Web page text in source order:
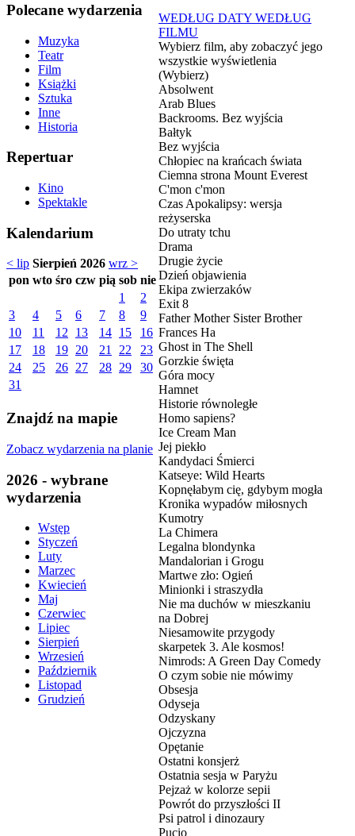
Polecane wydarzenia
Muzyka
Teatr
Film
Książki
Sztuka
Inne
Historia
Repertuar
Kino
Spektakle
Kalendarium
< lip Sierpień 2026 wrz >
pon wto śro czw pią sob nie
1
2
3
4 5 6 7 8
9
10
11 12 13 14 15
16
17
18 19 20 21 22
23
24
25 26 27 28 29
30
31
Znajdź na mapie
Zobacz wydarzenia na planie
2026 - wybrane
wydarzenia
Wstęp
Styczeń
Luty
Marzec
Kwiecień
Maj
Czerwiec
Lipiec
Sierpień
Wrzesień
Październik
Listopad
Grudzień
WEDŁUG DATY WEDŁUG
FILMU
Wybierz film, aby zobaczyć jego
wszystkie wyświetlenia
(Wybierz)
Absolwent
Arab Blues
Backrooms. Bez wyjścia
Bałtyk
Bez wyjścia
Chłopiec na krańcach świata
Ciemna strona Mount Everest
C'mon c'mon
Czas Apokalipsy: wersja
reżyserska
Do utraty tchu
Drama
Drugie życie
Dzień objawienia
Ekipa zwierzaków
Exit 8
Father Mother Sister Brother
Frances Ha
Ghost in The Shell
Gorzkie święta
Góra mocy
Hamnet
Historie równoległe
Homo sapiens?
Ice Cream Man
Jej piekło
Kandydaci Śmierci
Katseye: Wild Hearts
Kopnęłabym cię, gdybym mogła
Kronika wypadów miłosnych
Kumotry
La Chimera
Legalna blondynka
Mandalorian i Grogu
Martwe zło: Ogień
Minionki i straszydła
Nie ma duchów w mieszkaniu
na Dobrej
Niesamowite przygody
skarpetek 3. Ale kosmos!
Nimrods: A Green Day Comedy
O czym sobie nie mówimy
Obsesja
Odyseja
Odzyskany
Ojczyzna
Opętanie
Ostatni konsjerż
Ostatnia sesja w Paryżu
Pejzaż w kolorze sepii
Powrót do przyszłości II
Psi patrol i dinozaury
Pucio